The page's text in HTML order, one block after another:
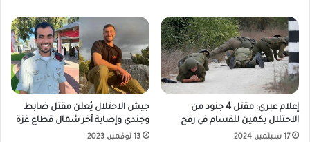
إعلام عبري: مقتل 4 جنود من
الاحتلال بكمين للقسام في رفح
17 سبتمبر، 2024
جيش الاحتلال يُعلن مقتل ضابط
وجندي وإصابة آخر شمال قطاع غزة
13 نوفمبر، 2023